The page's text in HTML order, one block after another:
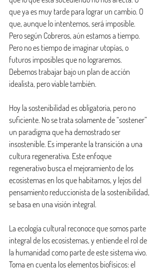
que ya es muy tarde para lograr un cambio. O
que, aunque lo intentemos, será imposible.
Pero según Cobreros, aún estamos a tiempo.
Pero no es tiempo de imaginar utopías, o
futuros imposibles que no lograremos.
Debemos trabajar bajo un plan de acción
idealista, pero viable también.
Hoy la sostenibilidad es obligatoria, pero no
suficiente. No se trata solamente de “sostener”
un paradigma que ha demostrado ser
insostenible. Es imperante la transición a una
cultura regenerativa. Este enfoque
regenerativo busca el mejoramiento de los
ecosistemas en los que habitamos, y lejos del
pensamiento reduccionista de la sostenibilidad,
se basa en una visión integral.
La ecología cultural reconoce que somos parte
integral de los ecosistemas, y entiende el rol de
la humanidad como parte de este sistema vivo.
Toma en cuenta los elementos biofísicos: el